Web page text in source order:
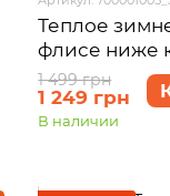
Теплое
флисе ниже
Merlini
50-52 (2XL-
1 499 грн
1 249 грн
В наличии